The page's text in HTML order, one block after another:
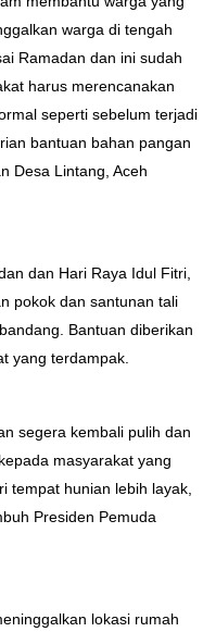
warga di tengah
Ramadan dan ini sudah
harus merencanakan
seperti sebelum terjadi
bantuan bahan pangan
Desa Lintang, Aceh
dan Hari Raya Idul Fitri,
pokok dan santunan tali
Bantuan diberikan
yang terdampak.
segera kembali pulih dan
masyarakat yang
tempat hunian lebih layak,
Presiden Pemuda
lokasi rumah